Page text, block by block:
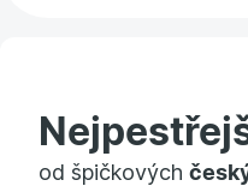
od špičkových